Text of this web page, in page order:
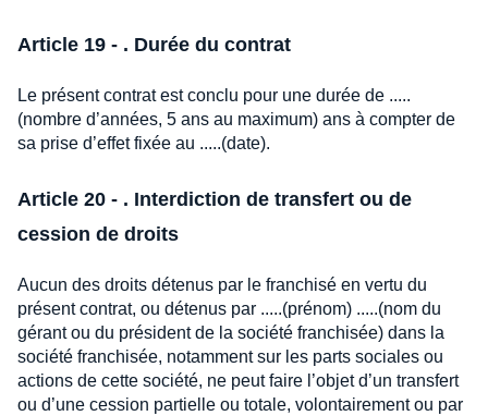
Article 19 - . Durée du contrat
Le présent contrat est conclu pour une durée de .....
(nombre d’années, 5 ans au maximum) ans à compter de
sa prise d’effet fixée au .....(date).
Article 20 - . Interdiction de transfert ou de
cession de droits
Aucun des droits détenus par le franchisé en vertu du
présent contrat, ou détenus par .....(prénom) .....(nom du
gérant ou du président de la société franchisée) dans la
société franchisée, notamment sur les parts sociales ou
actions de cette société, ne peut faire l’objet d’un transfert
ou d’une cession partielle ou totale, volontairement ou par